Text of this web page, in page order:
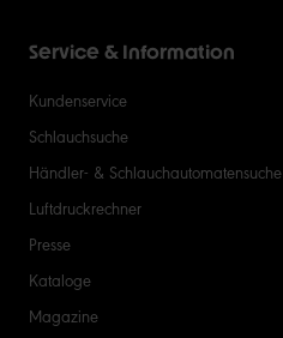
Service & Information
Kundenservice
Schlauchsuche
Händler- & Schlauchautomatensuche
Luftdruckrechner
Presse
Kataloge
Magazine